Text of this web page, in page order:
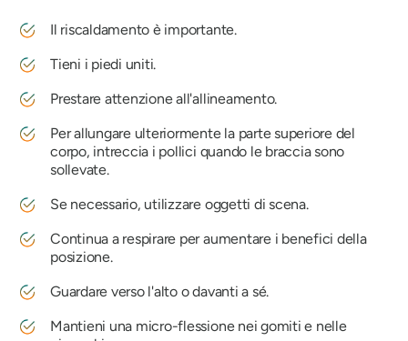
Il riscaldamento è importante.
Tieni i piedi uniti.
Prestare attenzione all'allineamento.
Per allungare ulteriormente la parte superiore del
corpo, intreccia i pollici quando le braccia sono
sollevate.
Se necessario, utilizzare oggetti di scena.
Continua a respirare per aumentare i benefici della
posizione.
Guardare verso l'alto o davanti a sé.
Mantieni una micro-flessione nei gomiti e nelle